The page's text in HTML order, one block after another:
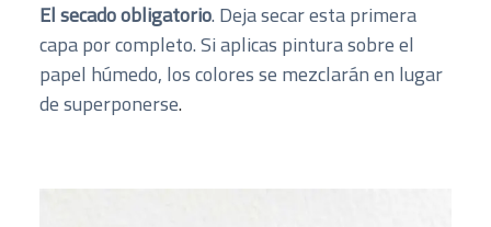
El secado obligatorio. Deja secar esta primera
capa por completo. Si aplicas pintura sobre el
papel húmedo, los colores se mezclarán en lugar
de superponerse.